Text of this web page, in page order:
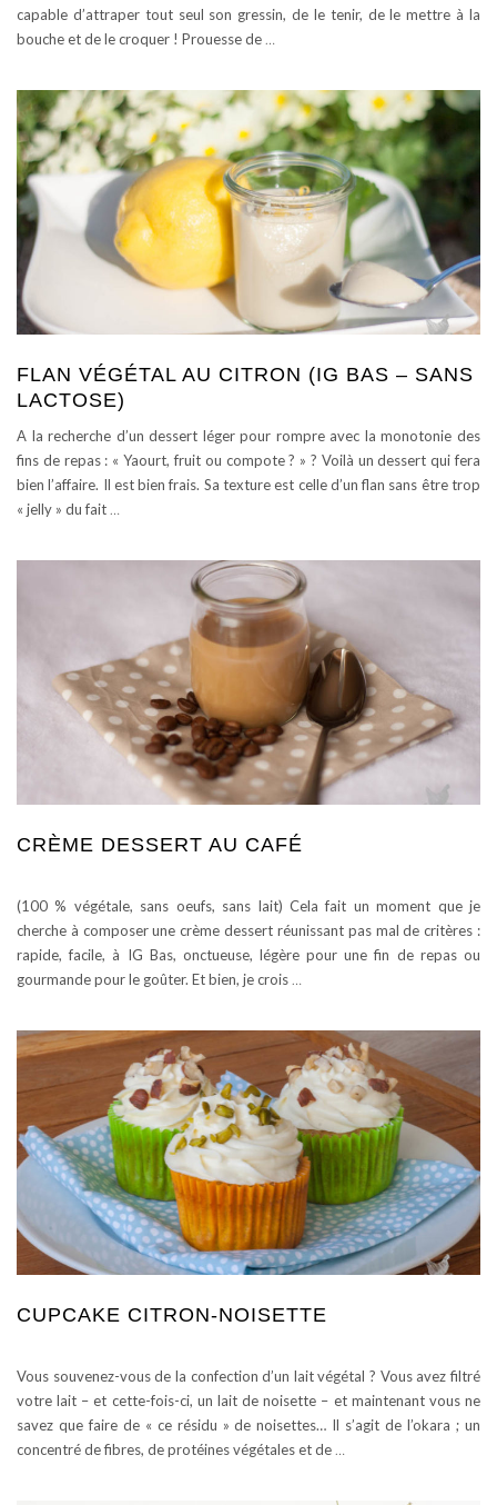
capable d’attraper tout seul son gressin, de le tenir, de le mettre à la
bouche et de le croquer ! Prouesse de …
FLAN VÉGÉTAL AU CITRON (IG BAS – SANS
LACTOSE)
A la recherche d’un dessert léger pour rompre avec la monotonie des
fins de repas : « Yaourt, fruit ou compote ? » ? Voilà un dessert qui fera
bien l’affaire. Il est bien frais. Sa texture est celle d’un flan sans être trop
« jelly » du fait …
CRÈME DESSERT AU CAFÉ
(100 % végétale, sans oeufs, sans lait) Cela fait un moment que je
cherche à composer une crème dessert réunissant pas mal de critères :
rapide, facile, à IG Bas, onctueuse, légère pour une fin de repas ou
gourmande pour le goûter. Et bien, je crois …
CUPCAKE CITRON-NOISETTE
Vous souvenez-vous de la confection d’un lait végétal ? Vous avez filtré
votre lait – et cette-fois-ci, un lait de noisette – et maintenant vous ne
savez que faire de « ce résidu » de noisettes… Il s’agit de l’okara ; un
concentré de fibres, de protéines végétales et de …